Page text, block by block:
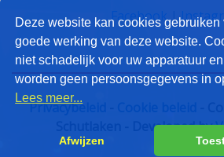
Facebook|
Privacybeleid
-
Schutlaken - Developed by
Deze website kan cookies gebruiken
goede werking van deze website.
niet schadelijk voor uw apparatuur
worden geen persoonsgegevens in
Lees meer...
Afwijzen